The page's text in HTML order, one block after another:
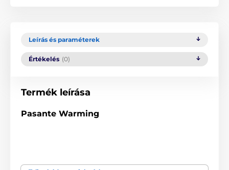
Leírás és paraméterek
Értékelés (0)
Termék leírása
Pasante Warming